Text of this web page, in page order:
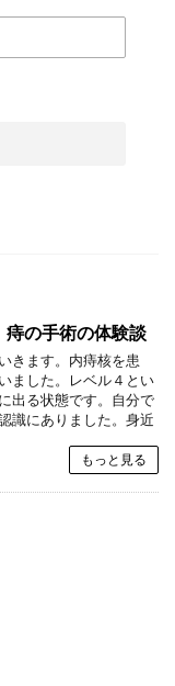
痔の手術の体験談
きます。内痔核を患
ました。レベル４とい
出る状態です。自分で
識にありました。身近
もっと見る